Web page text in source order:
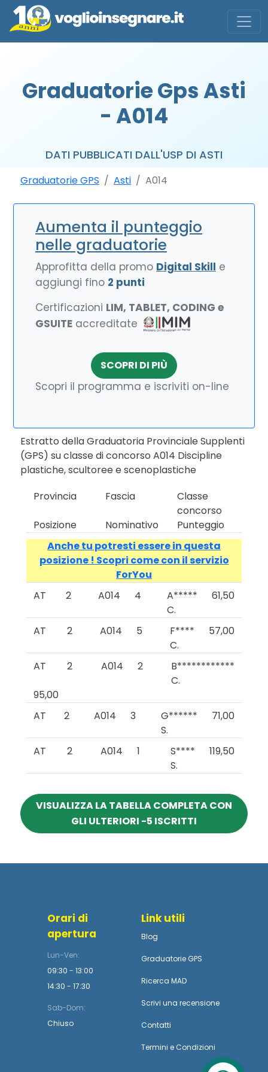
Graduatorie Gps Asti
- A014
DATI PUBBLICATI DALL'USP DI ASTI
Graduatorie GPS Asti A014
Aumenta il punteggio
nelle graduatorie
Approfitta della promo Digital Skill e
aggiungi fino 2 punti
Certificazioni LIM, TABLET, CODING e
GSUITE accreditate
SCOPRI DI PIÙ
Scopri il programma e iscriviti on-line
Estratto della Graduatoria Provinciale Supplenti
(GPS) su classe di concorso A014 Discipline
plastiche, scultoree e scenoplastiche
Provincia
Fascia
Classe
concorso
Posizione
Nominativo
Punteggio
Anche tu potresti essere in questa
posizione ! Scopri come con il servizio
ForYou
AT
2 A014 4
A*****
C.
61,50
AT 2 A014 5
F****
C.
57,00
AT 2 A014 2
B************
C.
95,00
AT
2 A014 3
G******
S.
71,00
AT 2 A014 1
S****
S.
119,50
VISUALIZZA LA TABELLA COMPLETA CON
GLI ULTERIORI -5 ISCRITTI
Orari di
apertura
Lun-Ven:
09:30 - 13:00
14:30 - 17:30
Sab-Dom:
Chiuso
Link utili
Blog
Graduatorie GPS
Ricerca MAD
Scrivi una recensione
Contatti
Termini e Condizioni